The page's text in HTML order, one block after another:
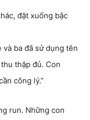
đặt xuống bậc
và ba đã sử dụng tên
thập đủ. Con
công lý.”
run. Những con